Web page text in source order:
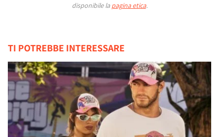
disponibile la pagina etica.
TI POTREBBE INTERESSARE